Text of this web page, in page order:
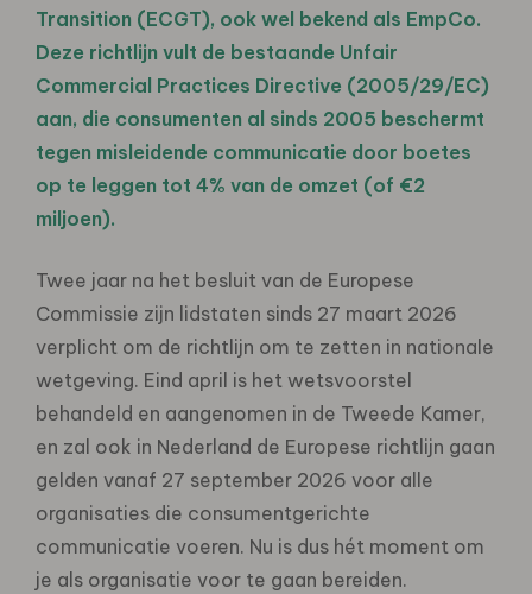
Transition (ECGT), ook wel bekend als EmpCo.
Deze richtlijn vult de bestaande Unfair
Commercial Practices Directive (2005/29/EC)
aan, die consumenten al sinds 2005 beschermt
tegen misleidende communicatie door boetes
op te leggen tot 4% van de omzet (of €2
miljoen).
Twee jaar na het besluit van de Europese
Commissie zijn lidstaten sinds 27 maart 2026
verplicht om de richtlijn om te zetten in nationale
wetgeving. Eind april is het wetsvoorstel
behandeld en aangenomen in de Tweede Kamer,
en zal ook in Nederland de Europese richtlijn gaan
gelden vanaf 27 september 2026 voor alle
organisaties die consumentgerichte
communicatie voeren. Nu is dus hét moment om
je als organisatie voor te gaan bereiden.